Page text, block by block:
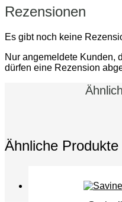
Rezensionen
Es gibt noch keine
Nur angemeldete Kunden,
dürfen eine Rezension
Ähnliche Produkte